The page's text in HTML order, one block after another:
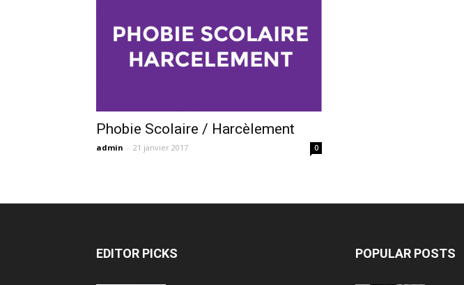
Phobie Scolaire / Harcèlement
admin - 21 janvier 2017 0
EDITOR PICKS POPULAR POSTS